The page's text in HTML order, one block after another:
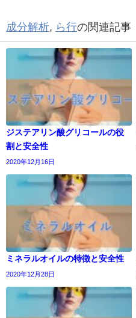
成分解析 ら行の関連記事
ジステアリン酸グリコールの役
割と安全性
2020年12月16日
ミネラルオイルの特徴と安全性
2020年12月28日